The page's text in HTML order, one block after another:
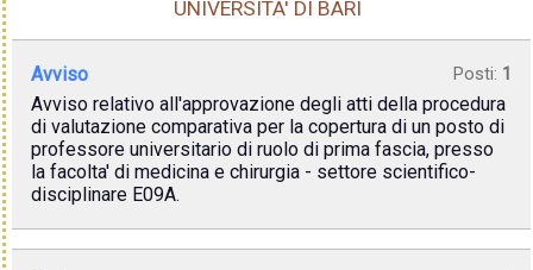
UNIVERSITA' DI BARI
Avviso Posti: 1
Avviso relativo all'approvazione degli atti della procedura
di valutazione comparativa per la copertura di un posto di
professore universitario di ruolo di prima fascia, presso
la facolta' di medicina e chirurgia - settore scientifico-
disciplinare E09A.